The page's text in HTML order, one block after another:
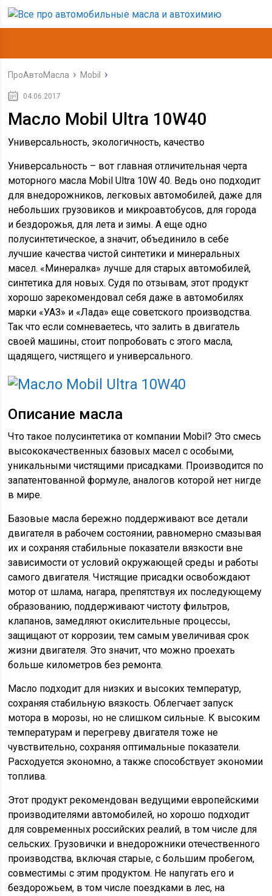
ПроАвтоМасла Mobil
04.06.2017
Масло Mobil Ultra 10W40
Универсальность, экологичность, качество
Универсальность – вот главная отличительная черта
моторного масла Mobil Ultra 10W 40. Ведь оно подходит
для внедорожников, легковых автомобилей, даже для
небольших грузовиков и микроавтобусов, для города
и бездорожья, для лета и зимы. А еще одно
полусинтетическое, а значит, объединило в себе
лучшие качества чистой синтетики и минеральных
масел. «Минералка» лучше для старых автомобилей,
синтетика для новых. Судя по отзывам, этот продукт
хорошо зарекомендовал себя даже в автомобилях
марки «УАЗ» и «Лада» еще советского производства.
Так что если сомневаетесь, что залить в двигатель
своей машины, стоит попробовать с этого масла,
щадящего, чистящего и универсального.
Описание масла
Что такое полусинтетика от компании Mobil? Это смесь
высококачественных базовых масел с особыми,
уникальными чистящими присадками. Производится по
запатентованной формуле, аналогов которой нет нигде
в мире.
Базовые масла бережно поддерживают все детали
двигателя в рабочем состоянии, равномерно смазывая
их и сохраняя стабильные показатели вязкости вне
зависимости от условий окружающей среды и работы
самого двигателя. Чистящие присадки освобождают
мотор от шлама, нагара, препятствуя их последующему
образованию, поддерживают чистоту фильтров,
клапанов, замедляют окислительные процессы,
защищают от коррозии, тем самым увеличивая срок
жизни двигателя. Это значит, что можно проехать
больше километров без ремонта.
Масло подходит для низких и высоких температур,
сохраняя стабильную вязкость. Облегчает запуск
мотора в морозы, но не слишком сильные. К высоким
температурам и перегреву двигателя тоже не
чувствительно, сохраняя оптимальные показатели.
Расходуется экономно, а также способствует экономии
топлива.
Этот продукт рекомендован ведущими европейскими
производителями автомобилей, но хорошо подходит
для современных российских реалий, в том числе для
сельских. Грузовички и внедорожники отечественного
производства, включая старые, с большим пробегом,
совместимы с этим продуктом. Не напугать его и
бездорожьем, в том числе поездками в лес, на